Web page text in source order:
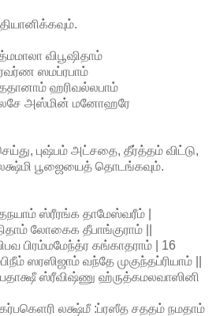
விபூஷிதாம்
ஸமப்ரபாம்
ஹரிவல்லபாம்
அஸ்மின் மனோஹரே
புஷ்பம் அட்சதை, தீர்த்தம் விட்டு,
பூஜையைத் தொடங்கவும்.
ஸ்ரீரங்க தாமேஸ்வரீம் |
லோகைக தீபாங்குராம் ||
பிரம்மமேந்த்ர கங்காதராம் | 16
ஸரஸிஜாம் வந்தே முகுந்தப்ரியாம் ||
ஸ்ரீவிஷ்ணு ஹ்ருத்கமலவாஸினி
லக்ஷ்மீ :ப்ரஸீத சததம் நமதாம்